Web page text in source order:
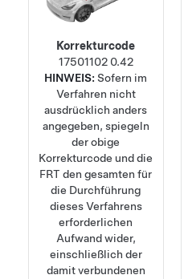
Korrekturcode
17501102 0.42
HINWEIS:Sofern im
Verfahren nicht
ausdrücklich anders
angegeben, spiegeln
der obige
Korrekturcode und die
FRT den gesamten für
die Durchführung
dieses Verfahrens
erforderlichen
Aufwand wider,
einschließlich der
damit verbundenen